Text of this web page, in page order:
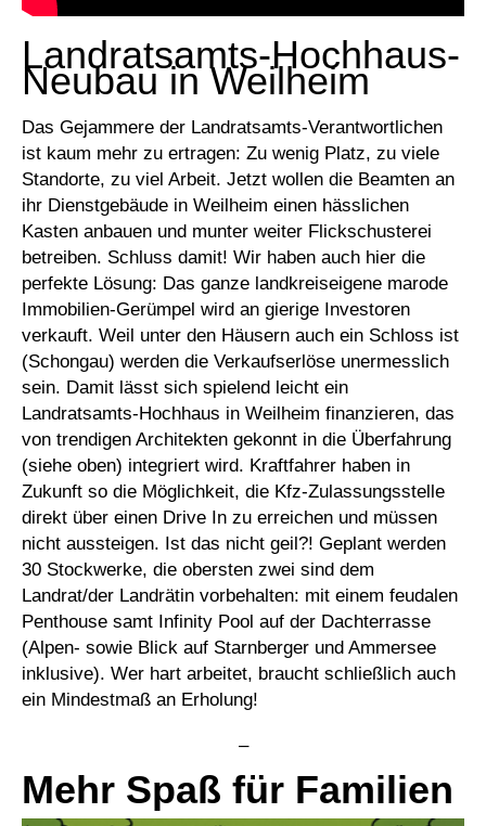
Landratsamts-Hochhaus-
Neubau in Weilheim
Das Gejammere der Landratsamts-Verantwortlichen
ist kaum mehr zu ertragen: Zu wenig Platz, zu viele
Standorte, zu viel Arbeit. Jetzt wollen die Beamten an
ihr Dienstgebäude in Weilheim einen hässlichen
Kasten anbauen und munter weiter Flickschusterei
betreiben. Schluss damit! Wir haben auch hier die
perfekte Lösung: Das ganze landkreiseigene marode
Immobilien-Gerümpel wird an gierige Investoren
verkauft. Weil unter den Häusern auch ein Schloss ist
(Schongau) werden die Verkaufserlöse unermesslich
sein. Damit lässt sich spielend leicht ein
Landratsamts-Hochhaus in Weilheim finanzieren, das
von trendigen Architekten gekonnt in die Überfahrung
(siehe oben) integriert wird. Kraftfahrer haben in
Zukunft so die Möglichkeit, die Kfz-Zulassungsstelle
direkt über einen Drive In zu erreichen und müssen
nicht aussteigen. Ist das nicht geil?! Geplant werden
30 Stockwerke, die obersten zwei sind dem
Landrat/der Landrätin vorbehalten: mit einem feudalen
Penthouse samt Infinity Pool auf der Dachterrasse
(Alpen- sowie Blick auf Starnberger und Ammersee
inklusive). Wer hart arbeitet, braucht schließlich auch
ein Mindestmaß an Erholung!
–
Mehr Spaß für Familien